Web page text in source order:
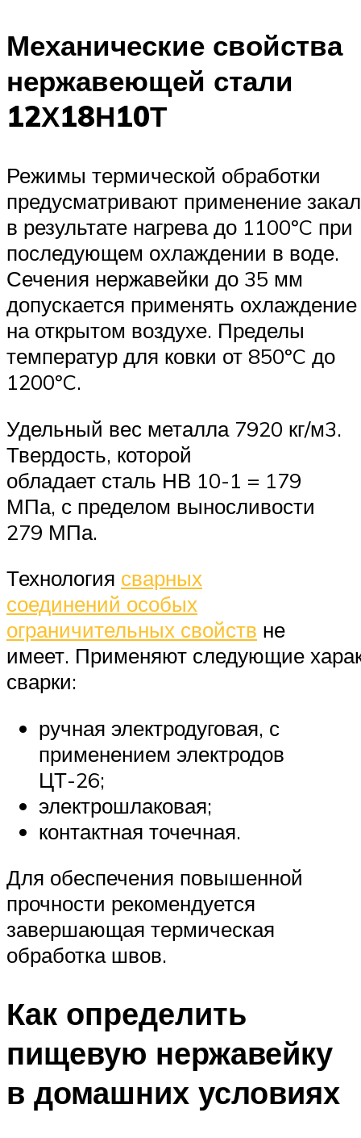
Механические свойства
нержавеющей стали
12Х18Н10Т
Режимы термической обработки
предусматривают применение
в результате нагрева до 1100ºC при
последующем охлаждении в воде.
Сечения нержавейки до 35 мм
допускается применять охлаждение
на открытом воздухе. Пределы
температур для ковки от 850ºC до
1200ºC.
Удельный вес металла 7920 кг/м3.
Твердость, которой
обладает сталь НВ 10-1 = 179
МПа, с пределом выносливости
279 МПа.
Технология сварных
соединений особых
ограничительных свойств не
имеет. Применяют следующие
сварки:
ручная электродуговая, с
применением электродов
ЦТ-26;
электрошлаковая;
контактная точечная.
Для обеспечения повышенной
прочности рекомендуется
завершающая термическая
обработка швов.
Как определить
пищевую нержавейку
в домашних условиях